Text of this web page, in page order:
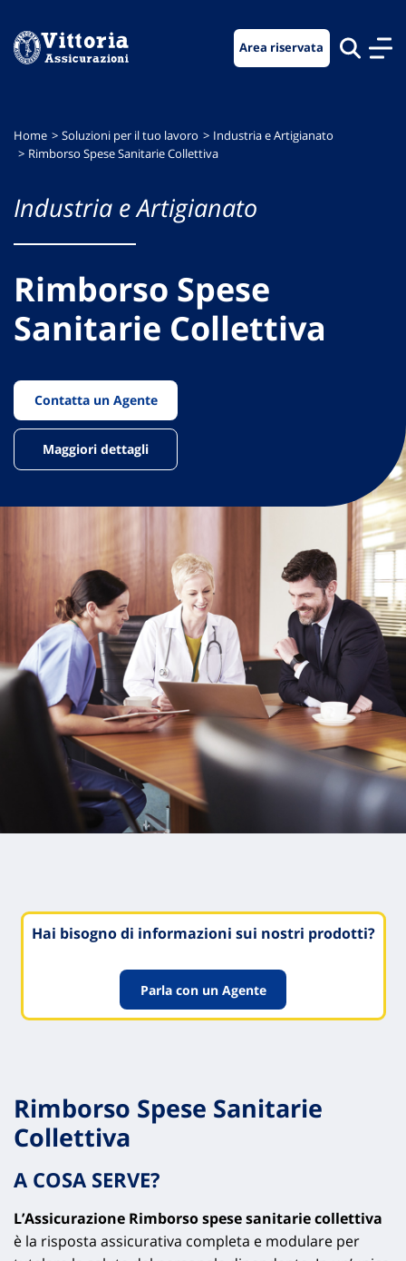
menu
contenuto
footer
Area riservata
Home Soluzioni per il tuo lavoro
Industria e Artigianato
Rimborso Spese Sanitarie Collettiva
Industria e Artigianato
Rimborso Spese
Sanitarie Collettiva
Contatta un Agente
Maggiori dettagli
Hai bisogno di informazioni sui nostri prodotti?
Parla con un Agente
Rimborso Spese Sanitarie
Collettiva
A COSA SERVE?
L’Assicurazione Rimborso spese sanitariecollettiva
è la risposta assicurativa completa e modulare per